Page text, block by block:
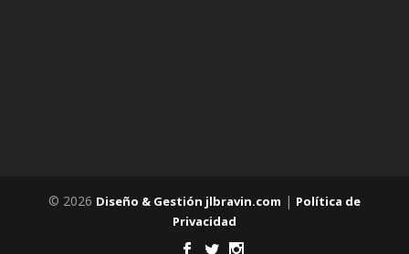
© 2026 Diseño & Gestión jlbravin.com | Política de
Privacidad